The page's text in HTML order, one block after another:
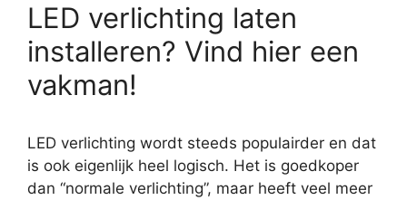
LED verlichting laten
installeren? Vind hier een
vakman!
LED verlichting wordt steeds populairder en dat
is ook eigenlijk heel logisch. Het is goedkoper
dan “normale verlichting”, maar heeft veel meer